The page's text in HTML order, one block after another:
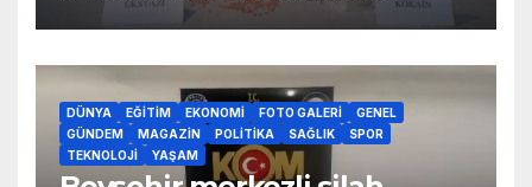
DÜNYA EĞITIM EKONOMI FOTO GALERI
GENEL
GÜNDEM
MAGAZIN POLITIKA SAĞLIK
SPOR
TEKNOLOJI
YAŞAM